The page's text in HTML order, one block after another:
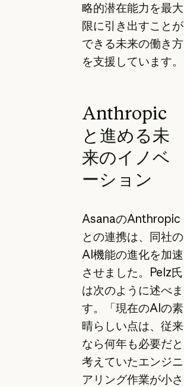
略的潜在能力を最大
限に引き出すことが
できる未来の働き方
を支援しています。
Anthropic
と進める未
来のイノベ
ーション
AsanaのAnthropic
との連携は、同社の
AI機能の進化を加速
させました。Pelz氏
は次のように述べま
す。「現在のAIの素
晴らしい点は、従来
なら何年も必要だと
考えていたエンジニ
アリング作業が小さ